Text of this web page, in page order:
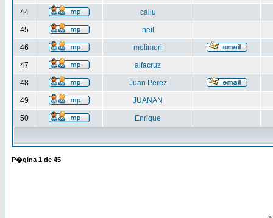
44 caliu
45 neil
46 molimori
47 alfacruz
48 Juan Perez
49 JUANAN
50 Enrique
P�gina 1 de 45